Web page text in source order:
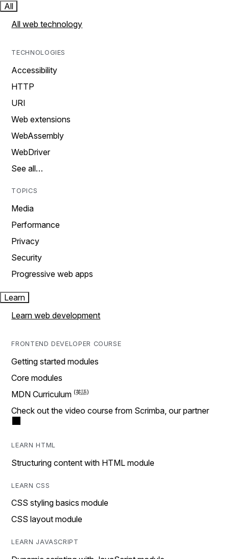
All
All web technology
TECHNOLOGIES
Accessibility
HTTP
URI
Web extensions
WebAssembly
WebDriver
See all…
TOPICS
Media
Performance
Privacy
Security
Progressive web apps
Learn
Learn web development
FRONTEND DEVELOPER COURSE
Getting started modules
Core modules
MDN Curriculum
Check out the video course from Scrimba, our partner
LEARN HTML
Structuring content with HTML module
LEARN CSS
CSS styling basics module
CSS layout module
LEARN JAVASCRIPT